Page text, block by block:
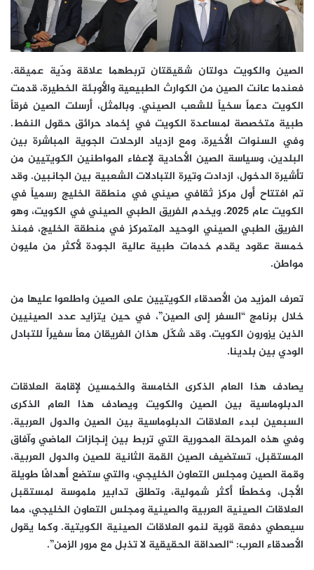
الصين والكويت دولتان شقيقتان تربطهما علاقة ودّية عميقة.
فعندما عانت الصين من الكوارث الطبيعية والأوبئة الخطيرة، قدمت
الكويت دعماً سخياً للشعب الصيني. وبالمثل، أرسلت الصين فرقاً
طبية متخصصة لمساعدة الكويت في إخماد حرائق حقول النفط.
وفي السنوات الأخيرة، ومع ازدياد الرحلات الجوية المباشرة بين
البلدين، وسياسة الصين الأحادية لإعفاء المواطنين الكويتيين من
تأشيرة الدخول، ازدادت وتيرة التبادلات الشعبية بين الجانبين. وقد
تم افتتاح أول مركز ثقافي صيني في منطقة الخليج رسمياً في
الكويت عام 2025. ويخدم الفريق الطبي الصيني في الكويت، وهو
الفريق الطبي الصيني الوحيد المتمركز في منطقة الخليج، فمنذ
خمسة عقود يقدم خدمات طبية عالية الجودة لأكثر من مليون
مواطن.
تعرف المزيد من الأصدقاء الكويتيين على الصين واطلعوا عليها من
خلال برنامج “السفر إلى الصين”، في حين يتزايد عدد الصينيين
الذين يزورون الكويت. وقد شكّل هذان الفريقان معاً سفيراً للتبادل
الودي بين بلدينا.
يصادف هذا العام الذكرى الخامسة والخمسين لإقامة العلاقات
الدبلوماسية بين الصين والكويت ويصادف هذا العام الذكرى
السبعين لبدء العلاقات الدبلوماسية بين الصين والدول العربية.
وفي هذه المرحلة المحورية التي تربط بين إنجازات الماضي وآفاق
المستقبل، تستضيف الصين القمة الثانية للصين والدول العربية،
وقمة الصين ومجلس التعاون الخليجي، والتي ستضع أهدافًا طويلة
الأجل، وخططًا أكثر شمولية، وتطلق تدابير ملموسة لمستقبل
العلاقات الصينية العربية والصينية ومجلس التعاون الخليجي، مما
سيعطي دفعة قوية لنمو العلاقات الصينية الكويتية. وكما يقول
الأصدقاء العرب: “الصداقة الحقيقية لا تذبل مع مرور الزمن”.